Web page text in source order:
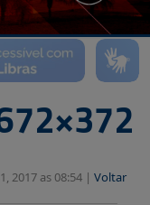
2017 as 08:54 | Voltar